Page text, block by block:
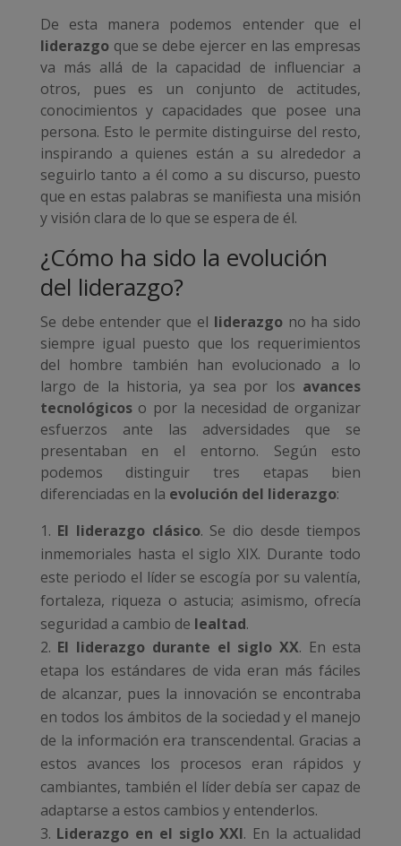
De esta manera podemos entender que el
liderazgo que se debe ejercer en las empresas
va más allá de la capacidad de influenciar a
otros, pues es un conjunto de actitudes,
conocimientos y capacidades que posee una
persona. Esto le permite distinguirse del resto,
inspirando a quienes están a su alrededor a
seguirlo tanto a él como a su discurso, puesto
que en estas palabras se manifiesta una misión
y visión clara de lo que se espera de él.
¿Cómo ha sido la evolución
del liderazgo?
Se debe entender que el liderazgo no ha sido
siempre igual puesto que los requerimientos
del hombre también han evolucionado a lo
largo de la historia, ya sea por los avances
tecnológicos o por la necesidad de organizar
esfuerzos ante las adversidades que se
presentaban en el entorno. Según esto
podemos distinguir tres etapas bien
diferenciadas en la evolución del liderazgo:
El liderazgo clásico. Se dio desde tiempos
inmemoriales hasta el siglo XIX. Durante todo
este periodo el líder se escogía por su valentía,
fortaleza, riqueza o astucia; asimismo, ofrecía
seguridad a cambio de lealtad.
El liderazgo durante el siglo XX. En esta
etapa los estándares de vida eran más fáciles
de alcanzar, pues la innovación se encontraba
en todos los ámbitos de la sociedad y el manejo
de la información era transcendental. Gracias a
estos avances los procesos eran rápidos y
cambiantes, también el líder debía ser capaz de
adaptarse a estos cambios y entenderlos.
Liderazgo en el siglo XXI. En la actualidad